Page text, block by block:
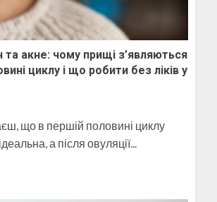
та акне: чому прищі з’являються
циклу і що робити без ліків у
що в першій половині циклу
а після овуляції...